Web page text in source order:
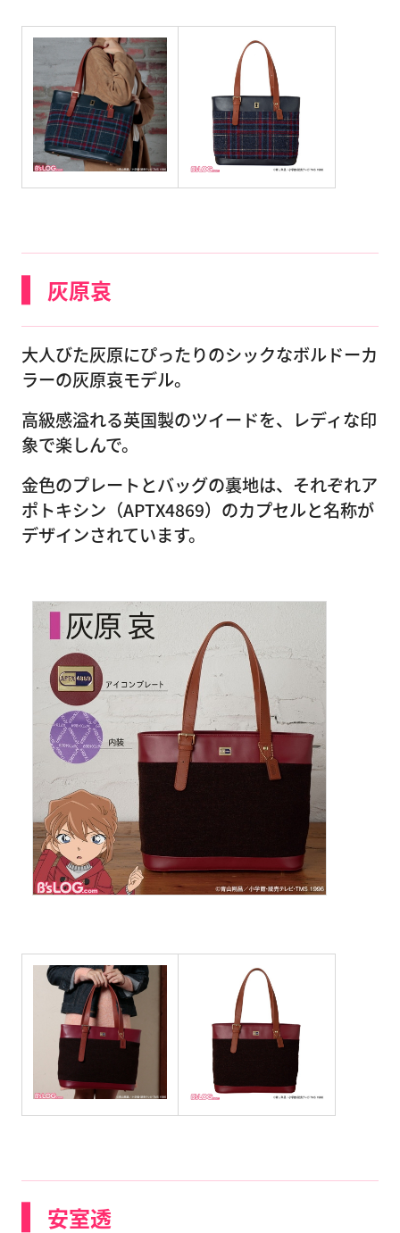
灰原哀
大人びた灰原にぴったりのシックなボルドーカ
ラーの灰原哀モデル。
高級感溢れる英国製のツイードを、レディな印
象で楽しんで。
金色のプレートとバッグの裏地は、それぞれア
ポトキシン（APTX4869）のカプセルと名称が
デザインされています。
安室透